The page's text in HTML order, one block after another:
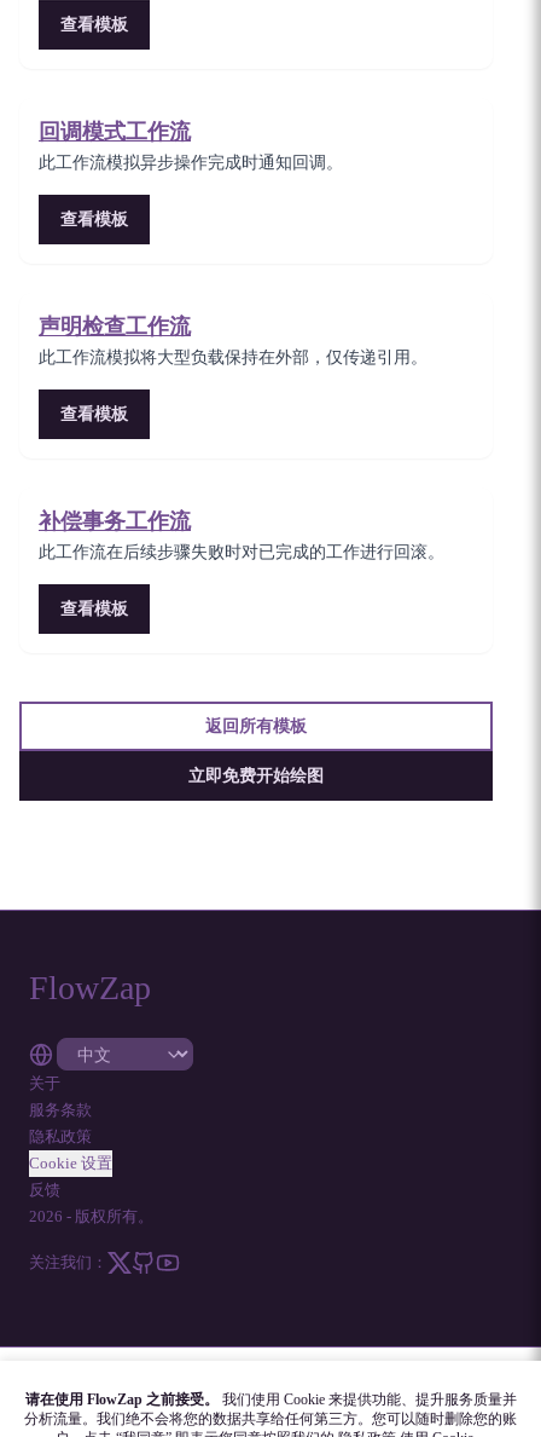
查看模板
回调模式工作流
此工作流模拟异步操作完成时通知回调。
查看模板
声明检查工作流
此工作流模拟将大型负载保持在外部，仅传递引用。
查看模板
补偿事务工作流
此工作流在后续步骤失败时对已完成的工作进行回滚。
查看模板
返回所有模板
立即免费开始绘图
FlowZap
关于
服务条款
隐私政策
Cookie 设置
反馈
2026 - 版权所有。
关注我们：
请在使用 FlowZap 之前接受。
我们使用 Cookie 来提供功能、提升服务质量并
分析流量。我们绝不会将您的数据共享给任何第三方。您可以随时删除您的账